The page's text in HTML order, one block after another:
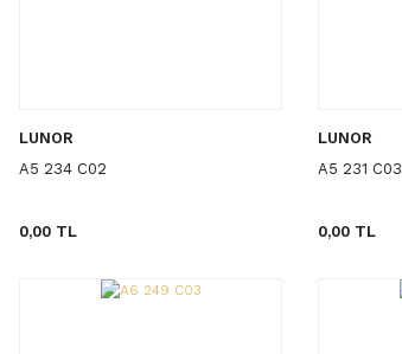
LUNOR
A5 234 C02
0,00 TL
LUNOR
A5 231 C03
0,00 TL